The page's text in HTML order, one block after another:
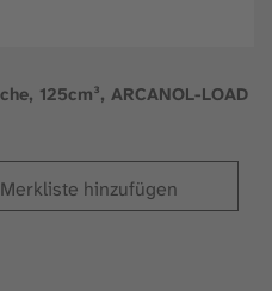
125cm³, ARCANOL-LOAD
hinzufügen